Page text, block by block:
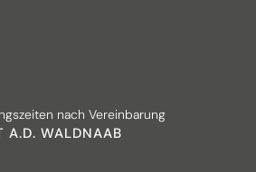
nach Vereinbarung
A.D. WALDNAAB